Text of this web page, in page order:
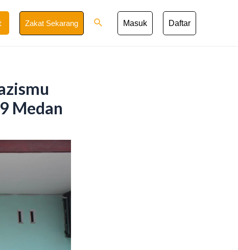
Zakat Sekarang Search Masuk Daftar
Medan